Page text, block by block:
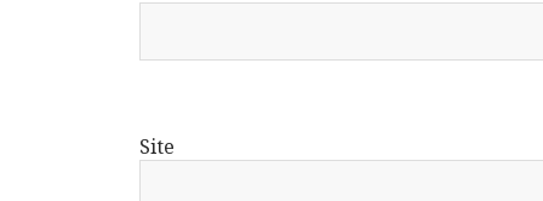
Site